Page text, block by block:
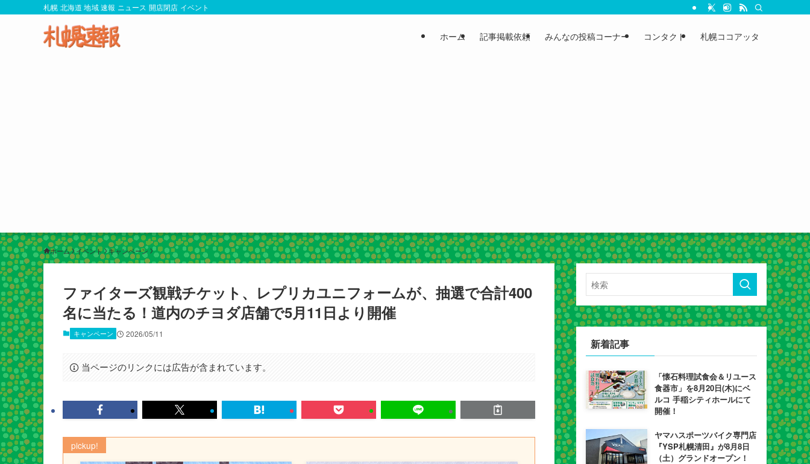
札幌 北海道 地域 速報 ニュース 開店閉店 イベント
ホーム 記事掲載依頼 みんなの投稿コーナー コンタクト 札幌ココアッタ
ホーム イベント キャンペーン
ファイターズ観戦チケット、レプリカユニフォームが、抽選で合計400
名に当たる！道内のチヨダ店舗で5月11日より開催
キャンペーン 2026/05/11
当ページのリンクには広告が含まれています。
pickup!
新着記事
「懐石料理試食会＆リユース
食器市」を8月20日(木)にベ
ルコ 手稲シティホールにて
開催！
ヤマハスポーツバイク専門店
『YSP札幌清田』が8月8日
（土）グランドオープン！